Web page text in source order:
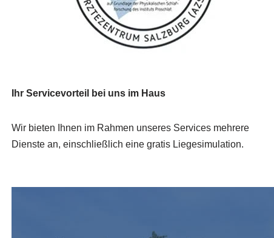
Ihr Servicevorteil bei uns im Haus
Wir bieten Ihnen im Rahmen unseres Services mehrere
Dienste an, einschließlich eine gratis Liegesimulation.